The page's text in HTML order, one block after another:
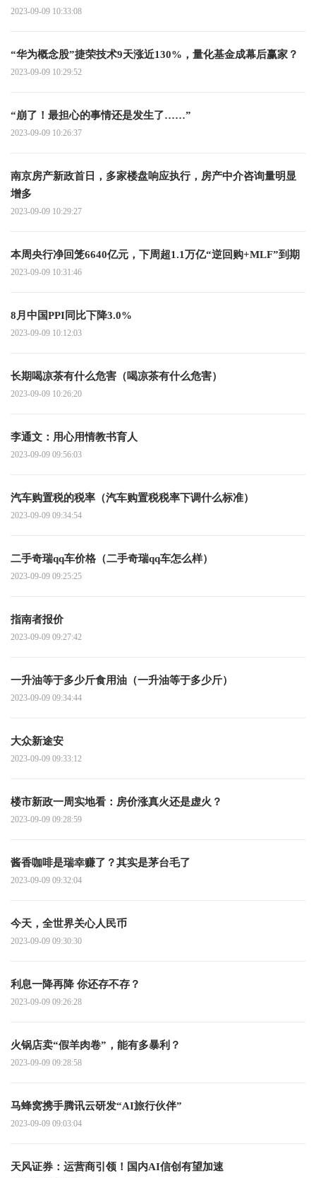
2023-09-09 10:33:08
“华为概念股”捷荣技术9天涨近130%，量化基金成幕后赢家？
2023-09-09 10:29:52
“崩了！最担心的事情还是发生了……”
2023-09-09 10:26:37
南京房产新政首日，多家楼盘响应执行，房产中介咨询量明显
增多
2023-09-09 10:29:27
本周央行净回笼6640亿元，下周超1.1万亿“逆回购+MLF”到期
2023-09-09 10:31:46
8月中国PPI同比下降3.0%
2023-09-09 10:12:03
长期喝凉茶有什么危害（喝凉茶有什么危害）
2023-09-09 10:26:20
李通文：用心用情教书育人
2023-09-09 09:56:03
汽车购置税的税率（汽车购置税税率下调什么标准）
2023-09-09 09:34:54
二手奇瑞qq车价格（二手奇瑞qq车怎么样）
2023-09-09 09:25:25
指南者报价
2023-09-09 09:27:42
一升油等于多少斤食用油（一升油等于多少斤）
2023-09-09 09:34:44
大众新途安
2023-09-09 09:33:12
楼市新政一周实地看：房价涨真火还是虚火？
2023-09-09 09:28:59
酱香咖啡是瑞幸赚了？其实是茅台毛了
2023-09-09 09:32:04
今天，全世界关心人民币
2023-09-09 09:30:30
利息一降再降 你还存不存？
2023-09-09 09:26:28
火锅店卖“假羊肉卷”，能有多暴利？
2023-09-09 09:28:58
马蜂窝携手腾讯云研发“AI旅行伙伴”
2023-09-09 09:03:04
天风证券：运营商引领！国内AI信创有望加速